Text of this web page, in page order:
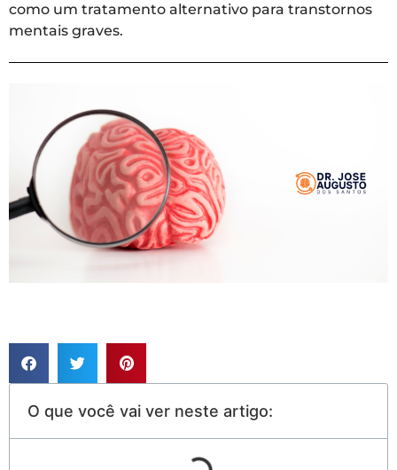
como um tratamento alternativo para transtornos
mentais graves.
O que você vai ver neste artigo: